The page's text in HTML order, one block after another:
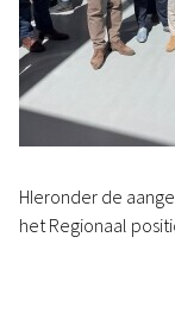
HIeronder de
het Regionaal